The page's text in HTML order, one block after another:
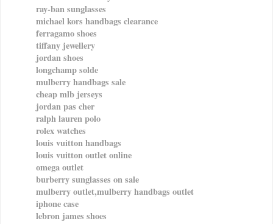
ray-ban sunglasses
michael kors handbags clearance
ferragamo shoes
tiffany jewellery
jordan shoes
longchamp solde
mulberry handbags sale
cheap mlb jerseys
jordan pas cher
ralph lauren polo
rolex watches
louis vuitton handbags
louis vuitton outlet online
omega outlet
burberry sunglasses on sale
mulberry outlet,mulberry handbags outlet
iphone case
lebron james shoes